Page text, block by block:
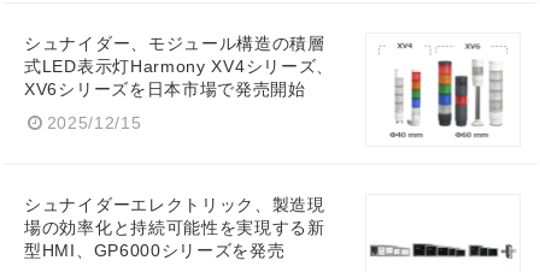
シュナイダー、モジュール構造の積層
式LED表示灯Harmony XV4シリーズ、
XV6シリーズを日本市場で発売開始
2025/12/15
シュナイダーエレクトリック、製造現
場の効率化と持続可能性を実現する新
型HMI、GP6000シリーズを発売
Japanese
English